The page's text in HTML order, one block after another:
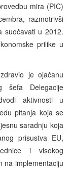
mira (PIC)
razmotrivši
suočavati u 2012.
prilike u
je ojačanu
Delegacije
aktivnosti u
pitanja koja se
saradnju koja
prisustva EU,
i visokog
na implementaciju